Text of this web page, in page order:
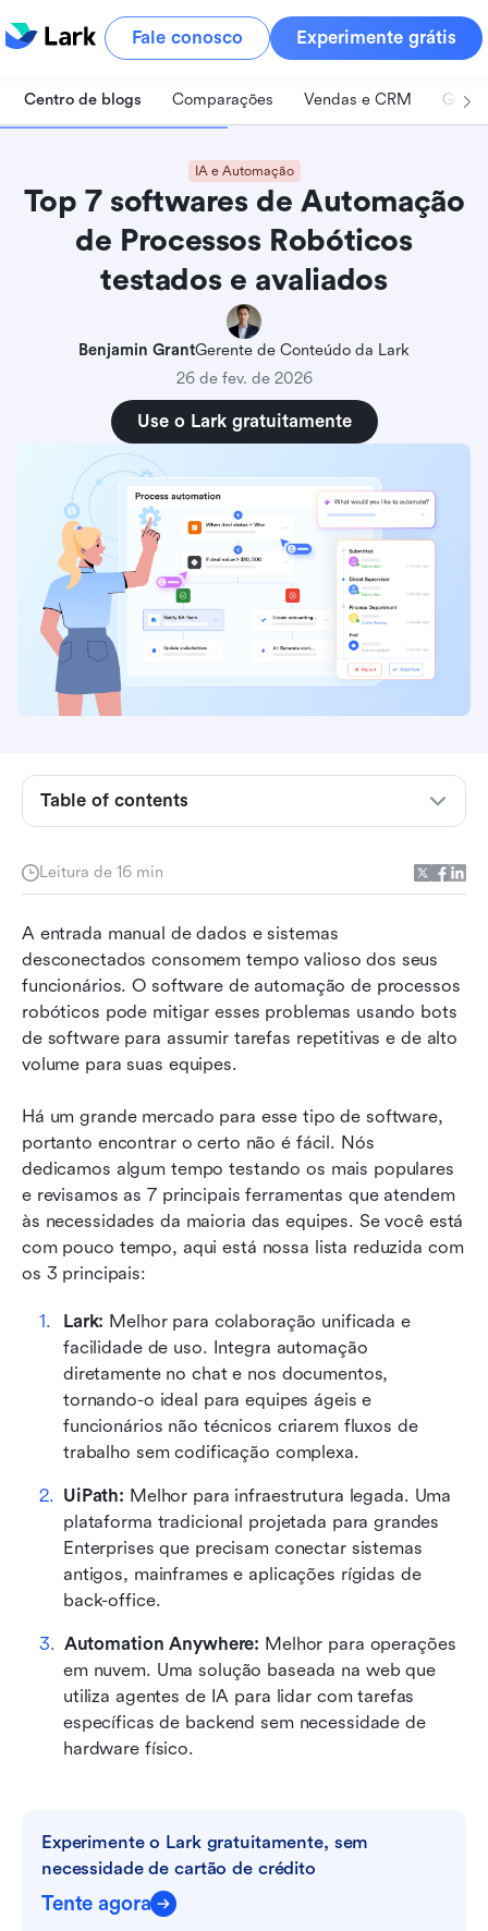
Fale conosco Experimente grátis
Centro de blogs Comparações Vendas e CRM
IA e Automação
Top 7 softwares de Automação
de Processos Robóticos
testados e avaliados
Benjamin GrantGerente de Conteúdo da Lark
26 de fev. de 2026
Use o Lark gratuitamente
Leitura de 16 min
A entrada manual de dados e sistemas
desconectados consomem tempo valioso dos seus
funcionários. O software de automação de processos
robóticos pode mitigar esses problemas usando bots
de software para assumir tarefas repetitivas e de alto
volume para suas equipes.
Há um grande mercado para esse tipo de software,
portanto encontrar o certo não é fácil. Nós
dedicamos algum tempo testando os mais populares
e revisamos as 7 principais ferramentas que atendem
às necessidades da maioria das equipes. Se você está
com pouco tempo, aqui está nossa lista reduzida com
os 3 principais:
Lark: Melhor para colaboração unificada e
facilidade de uso. Integra automação
diretamente no chat e nos documentos,
tornando-o ideal para equipes ágeis e
funcionários não técnicos criarem fluxos de
trabalho sem codificação complexa.
UiPath: Melhor para infraestrutura legada. Uma
plataforma tradicional projetada para grandes
Enterprises que precisam conectar sistemas
antigos, mainframes e aplicações rígidas de
back-office.
Automation Anywhere: Melhor para operações
em nuvem. Uma solução baseada na web que
utiliza agentes de IA para lidar com tarefas
específicas de backend sem necessidade de
hardware físico.
Experimente o Lark gratuitamente, sem
necessidade de cartão de crédito
Tente agora
Table of contents
O que é automação de processos robóticos
Os 7 principais ferramentas de automação de
processos robóticos revisadas
Quais são os benefícios do RPA?
Como o RPA evoluiu?
Quais principais recursos você deve procurar ao
escolher um software de RPA?
Como implementar automação com sucesso
Considerações finais
FAQs sobre ferramentas de automação robótica
Leitura relacionada